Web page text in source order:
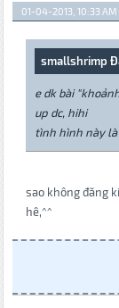
01-04-2013, 10:33 AM
smallshrimp
e dk bài
up dc, hihi
tình hình này là
sao không đăng
hê,^^